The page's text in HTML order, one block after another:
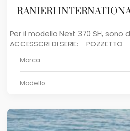
RANIERI
Per il modello Next 370 SH, sono
ACCESSORI DI SERIE: POZZETTO
Marca
Modello